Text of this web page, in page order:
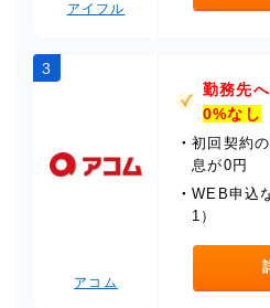
アイフル
3
アコム
勤務先
0%なし
・初回契約
息が0円
・WEB申込
1）